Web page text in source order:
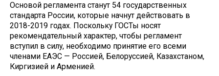
Основой регламента станут 54 государственных
стандарта России, которые начнут действовать в
2018-2019 годах. Поскольку ГОСТы носят
рекомендательный характер, чтобы регламент
вступил в силу, необходимо принятие его всеми
членами ЕАЭС — Россией, Белоруссией, Казахстаном,
Киргизией и Арменией.